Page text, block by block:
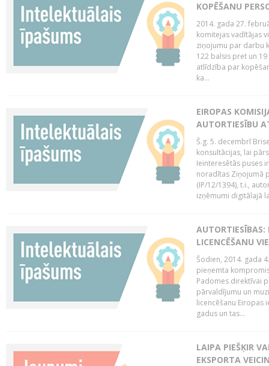
KOPĒŠANU
2014. gada 27.
komitejas vadītājas
ziņojumu par darbu
122 balsis pret un
atlīdzība par
ka...
EIROPAS
AUTORTIESĪBU
Š.g. 5. decembrī
konsultācijas, lai
Ieinteresētās puses
noradītas Ziņojumā
(IP/12/1394), t.i.,
izņēmumi digitālajā
AUTORTIESĪBAS:
LICENCĒŠANU
Šodien, 2014. gada
pieņemta
Padomes direktīvai
pārvaldījumu un
licencēšanu Eiropas
gadus un tas...
LAIPA PIEŠĶIR
EKSPORTA